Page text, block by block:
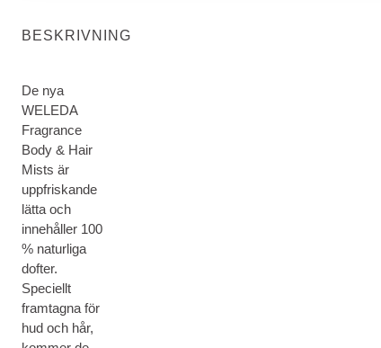
BESKRIVNING
De nya
WELEDA
Fragrance
Body & Hair
Mists är
uppfriskande
lätta och
innehåller 100
% naturliga
dofter.
Speciellt
framtagna för
hud och hår,